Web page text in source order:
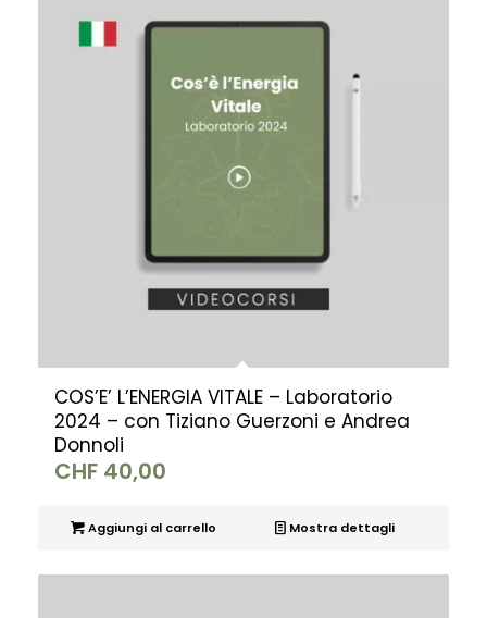
COS’E’ L’ENERGIA VITALE – Laboratorio
2024 – con Tiziano Guerzoni e Andrea
Donnoli
CHF40,00
Aggiungi al carrello Mostra dettagli